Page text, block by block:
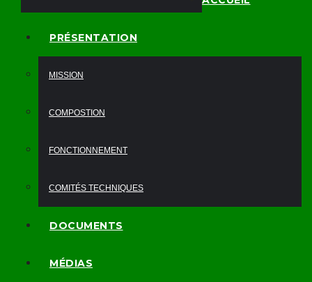
PRÉSENTATION
MISSION
COMPOSTION
FONCTIONNEMENT
COMITÉS TECHNIQUES
DOCUMENTS
MÉDIAS